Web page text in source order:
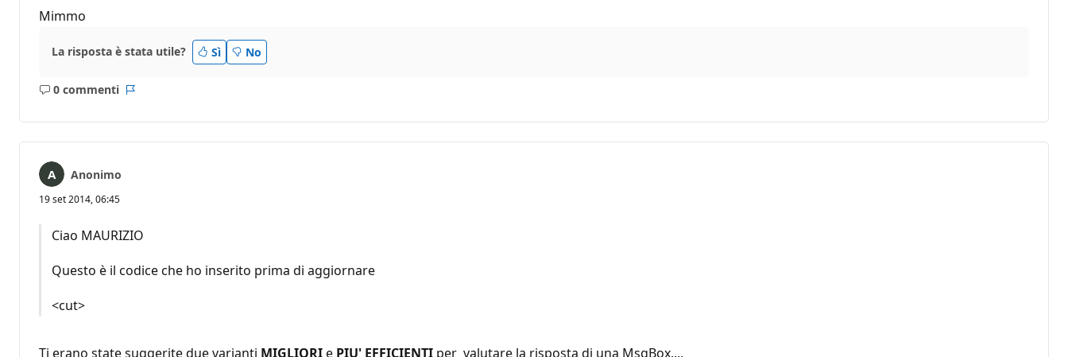
Mimmo
La risposta è stata utile? Sì No
0 commenti
Nessun
Anonimo
19 set 2014, 06:45
Ciao MAURIZIO
Questo è il codice che ho inserito prima di aggiornare
<cut>
Ti erano state suggerite due varianti MIGLIORIe PIU' EFFICIENTI per valutare la risposta di una MsgBox....